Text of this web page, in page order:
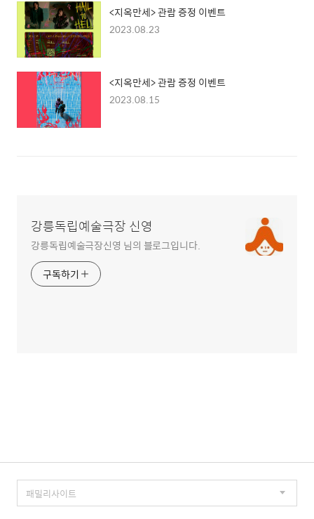
<지옥만세> 관람 증정 이벤트
2023.08.23
<지옥만세> 관람 증정 이벤트
2023.08.15
강릉독립예술극장 신영
강릉독립예술극장신영 님의 블로그입니다.
구독하기